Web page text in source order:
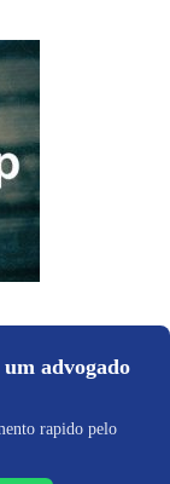
um advogado
rapido pelo